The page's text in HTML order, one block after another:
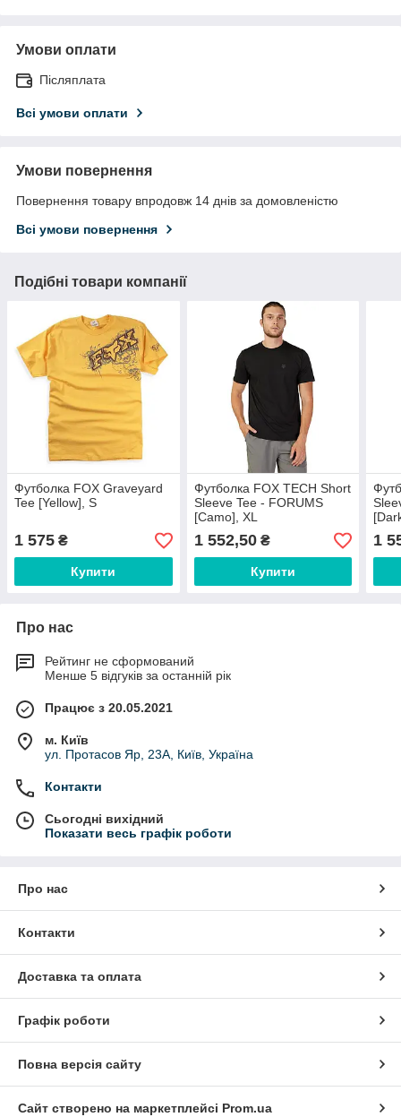
Умови оплати
Післяплата
Всі умови оплати
Умови повернення
Повернення товару впродовж 14 днів за домовленістю
Всі умови повернення
Подібні товари компанії
Футболка FOX Graveyard
Tee [Yellow], S
1 575 ₴
Купити
Футболка FOX TECH Short
Sleeve Tee - FORUMS
[Camo], XL
1 552,50₴
Купити
1
Про нас
Рейтинг не сформований
Менше 5 відгуків за останній рік
Працює з 20.05.2021
м. Київ
ул. Протасов Яр, 23А, Київ, Україна
Контакти
Сьогодні вихідний
Показати весь графік роботи
Про нас
Контакти
Доставка та оплата
Графік роботи
Повна версія сайту
Сайт створено на маркетплейсі Prom.ua